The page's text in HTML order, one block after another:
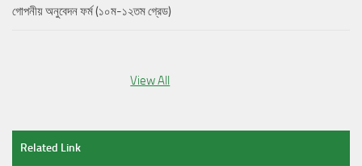
গোপনীয় অনুবেদন ফর্ম (১০ম-১২তম গ্রেড)
View All
Related Link